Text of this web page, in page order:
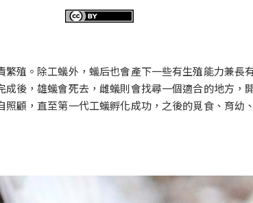
殖。除工蟻外，蟻后也會產下一些有生殖能力兼長
後，雄蟻會死去，雌蟻則會找尋一個適合的地方，
顧，直至第一代工蟻孵化成功，之後的覓食、育幼